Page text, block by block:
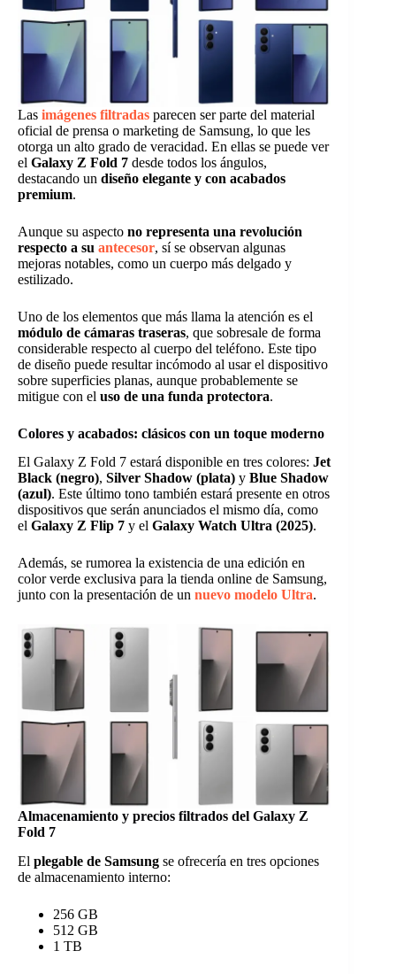
Las imágenes filtradas parecen ser parte del material
oficial de prensa o marketing de Samsung, lo que les
otorga un alto grado de veracidad. En ellas se puede ver
el Galaxy Z Fold 7 desde todos los ángulos,
destacando un diseño elegante y con acabados
premium.
Aunque su aspecto no representa una revolución
respecto a su antecesor, sí se observan algunas
mejoras notables, como un cuerpo más delgado y
estilizado.
Uno de los elementos que más llama la atención es el
módulo de cámaras traseras, que sobresale de forma
considerable respecto al cuerpo del teléfono. Este tipo
de diseño puede resultar incómodo al usar el dispositivo
sobre superficies planas, aunque probablemente se
mitigue con el uso de una funda protectora.
Colores y acabados: clásicos con un toque moderno
El Galaxy Z Fold 7 estará disponible en tres colores: Jet
Black (negro), Silver Shadow (plata) y Blue Shadow
(azul). Este último tono también estará presente en otros
dispositivos que serán anunciados el mismo día, como
el Galaxy Z Flip 7 y el Galaxy Watch Ultra (2025).
Además, se rumorea la existencia de una edición en
color verde exclusiva para la tienda online de Samsung,
junto con la presentación de un nuevo modelo Ultra.
Almacenamiento y precios filtrados del Galaxy Z
Fold 7
El plegable de Samsung se ofrecería en tres opciones
de almacenamiento interno:
256 GB
512 GB
1 TB